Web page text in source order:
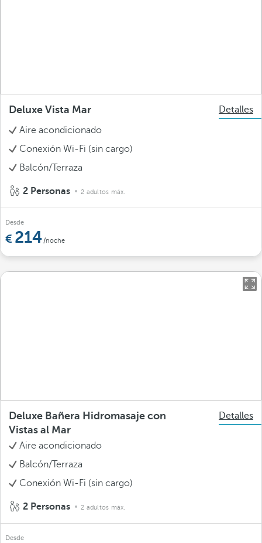
Deluxe Vista Mar
Detalles
Aire acondicionado
Conexión Wi-Fi (sin cargo)
Balcón/Terraza
2 Personas 2 adultos máx.
Desde
214/noche
Deluxe Bañera Hidromasaje con
Vistas al Mar
Detalles
Aire acondicionado
Balcón/Terraza
Conexión Wi-Fi (sin cargo)
2 Personas 2 adultos máx.
Desde